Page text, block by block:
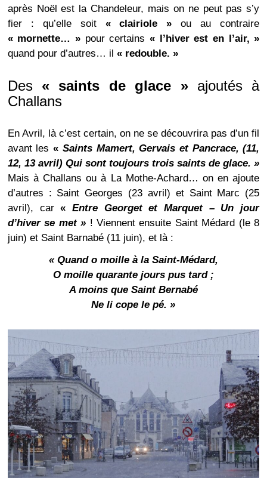
après Noël est la Chandeleur, mais on ne peut pas s’y
fier : qu’elle soit « clairiole » ou au contraire
« mornette… » pour certains « l’hiver est en l’air, »
quand pour d’autres… il « redouble. »
Des « saints de glace »ajoutés à
Challans
En Avril, là c’est certain, on ne se découvrira pas d’un fil
avant les« Saints Mamert, Gervais et Pancrace, (11,
12, 13 avril) Qui sont toujours trois saints de glace. »
Mais à Challans ou à La Mothe-Achard… on en ajoute
d’autres : Saint Georges (23 avril) et Saint Marc (25
avril), car« Entre Georget et Marquet – Un jour
d’hiver se met» ! Viennent ensuite Saint Médard (le 8
juin) et Saint Barnabé (11 juin), et là :
« Quand o moille à la Saint-Médard,
O moille quarante jours pus tard ;
A moins que Saint Bernabé
Ne li cope le pé. »